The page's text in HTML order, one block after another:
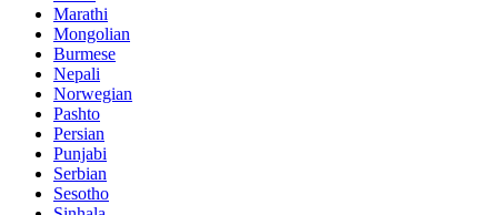
Marathi
Mongolian
Burmese
Nepali
Norwegian
Pashto
Persian
Punjabi
Serbian
Sesotho